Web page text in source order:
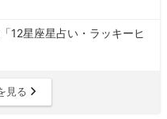
12星座星占い・ラッキーヒ
見る